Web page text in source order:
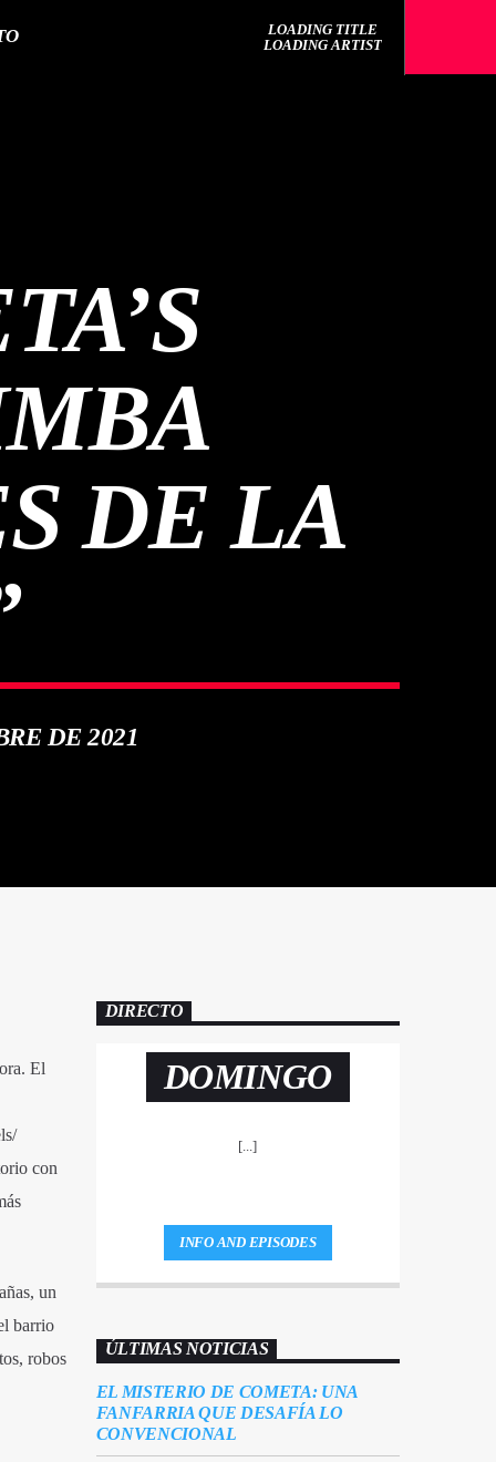
LOADING TITLE
LOADING ARTIST
DE LA
DE 2021
El
con
un
barrio
robos
DIRECTO
DOMINGO
[...]
INFO AND EPISODES
ÚLTIMAS NOTICIAS
EL MISTERIO DE COMETA: UNA
FANFARRIA QUE DESAFÍA LO
CONVENCIONAL